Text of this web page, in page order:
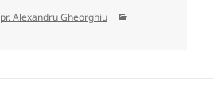
Author
pr. Alexandru Gheorghiu